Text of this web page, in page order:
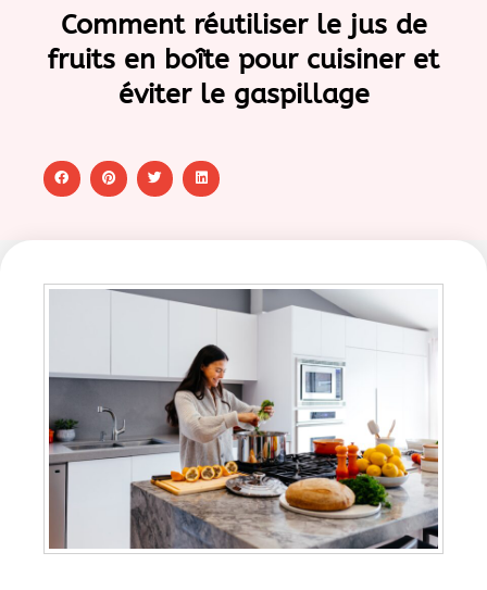
Comment réutiliser le jus de
fruits en boîte pour cuisiner et
éviter le gaspillage